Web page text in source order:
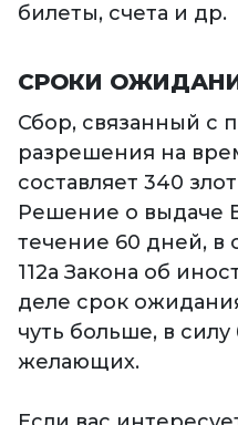
билеты, счета и др.
СРОКИ
Сбор, связанный с
разрешения на
составляет 340
Решение о выдаче
течение 60 дней, в
112а Закона об
деле срок
чуть больше, в
желающих.